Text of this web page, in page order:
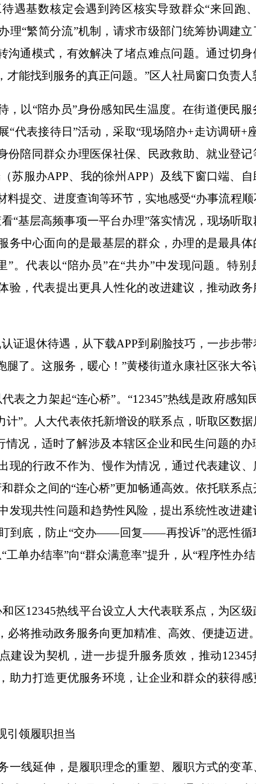
遇基数核定会遇到跨区核实导致群众“来回跑
理“繁简分流”机制，请求市级部门统筹协调建
沟通模式，有效解决了堵点难点问题。通过切身
能找到服务的真正问题。”区人社局窗口负责人
以“陪办员”身份感知民生温度。在街道便民服
“代表接待日”活动，采取“现场陪办+走访调研+
份陪同群众办理医保社保、民政救助、就业登记
苏服办APP、我的徐州APP）及线下窗口端、
料提交、进度查询等环节，实地感受“办事流程
“基层高频事项一平台办理”落实情况，现场听
务中心面向的是最基层的群众，办理的是最具体
”。代表以“陪办员”在“共办”中发现问题。特别
验，代表提出更具人性化的改进建议，推动政
退休待遇，从下载APP到刷脸技巧，一步步带
了。这服务，暖心！”黄楼街道永康社区张大爷
之力架起“连心桥”。“12345”热线是政府感知
计”。人大代表依托新增设的联系点，听取区数
情况，适时了解涉及本辖区企业和民生问题的办
现的行政不作为、慢作为情况，通过代表建议
群众之间的“连心桥”更加畅通高效。依托联系
发现共性问题和趋势性风险，提出系统性改进建
到底，防止“交办——回复——再投诉”的恶性循
工单办结率”向“群众满意率”提升，从“程序性办
12345热线平台设立人大代表联系点，为区级
必将推动政务服务向更加精准、高效、便捷迈进
建设为契机，进一步提升服务质效，推动12345
助力打造更优服务环境，让企业和群众的获得
领履职担当
线延伸，是履职理念的重塑、履职方式的变革